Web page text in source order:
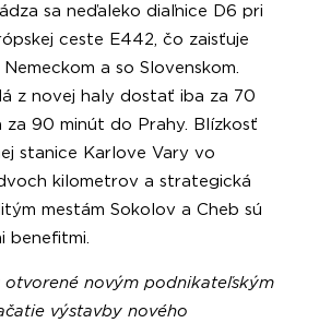
sa neďaleko diaľnice D6 pri
ceste E442, čo zaisťuje
a so Slovenskom.
z novej haly dostať iba za 70
za 90 minút do Prahy. Blízkosť
stanice Karlove Vary vo
kilometrov a strategická
mestám Sokolov a Cheb sú
benefitmi.
otvorené novým podnikateľským
výstavby nového